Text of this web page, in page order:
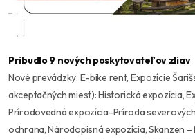
Pribudlo 9 nových poskytovateľov zliav
Nové prevádzky: E-bike rent, Expozície
akceptačných miest): Historická expozícia,
Prírodovedná expozícia-Príroda
ochrana, Národopisná expozícia, Skanzen –